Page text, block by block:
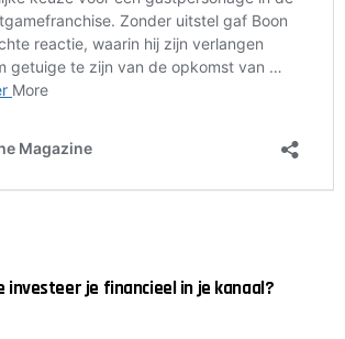
investeer je financieel in je kanaal?